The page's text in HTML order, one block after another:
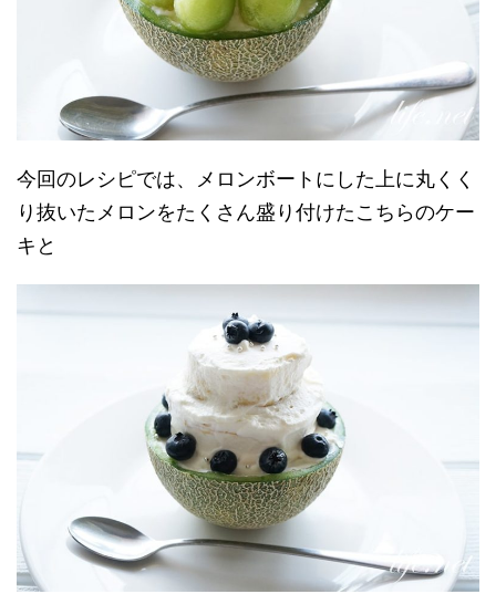
今回のレシピでは、メロンボートにした上に丸くく
り抜いたメロンをたくさん盛り付けたこちらのケー
キと